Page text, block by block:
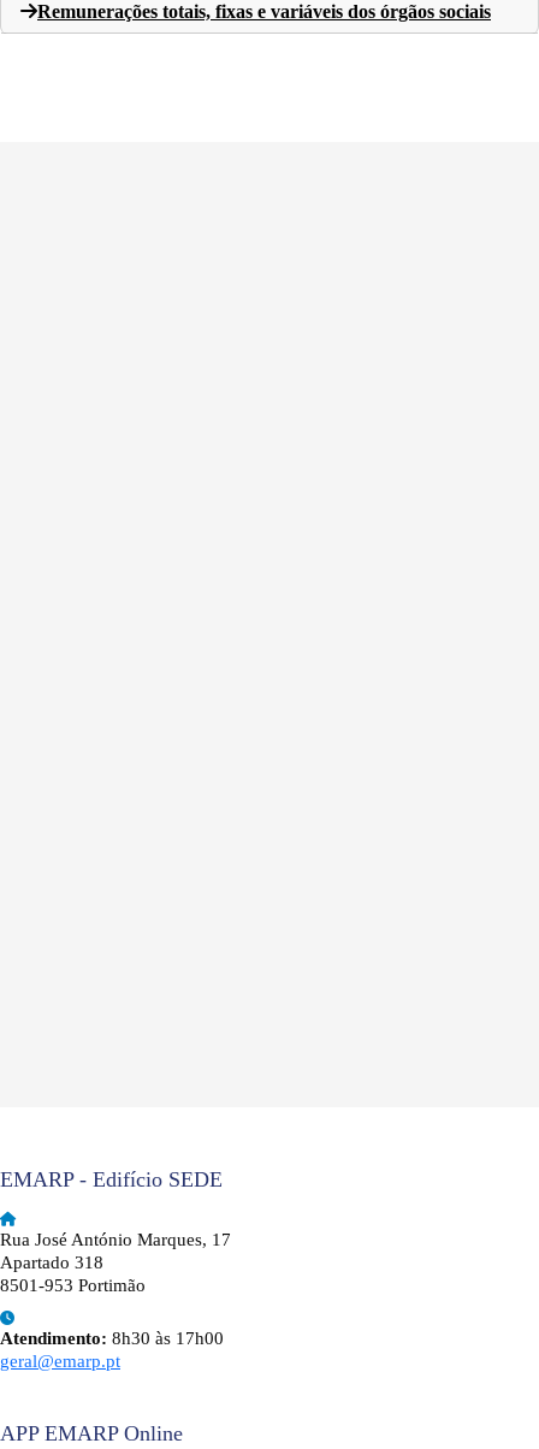
Remunerações totais, fixas e variáveis dos órgãos sociais
EMARP - Edifício SEDE
Rua José António Marques, 17
Apartado 318
8501-953 Portimão
Atendimento: 8h30 às 17h00
geral@emarp.pt
APP EMARP Online